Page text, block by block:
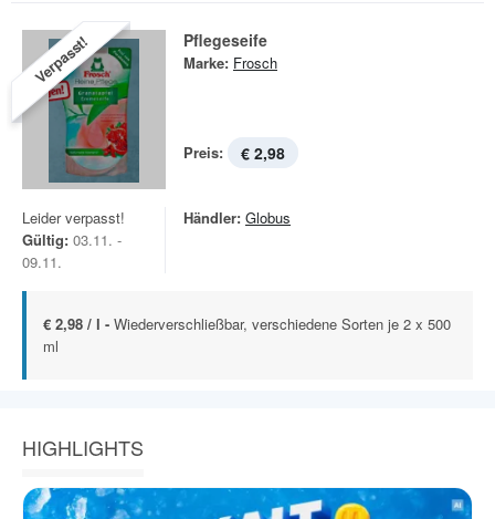
Verpasst! Pflegeseife
Marke: Frosch
Preis: € 2,98
Leider verpasst!
Gültig: 03.11. -
09.11.
Händler: Globus
€ 2,98 / l - Wiederverschließbar, verschiedene Sorten je 2 x 500
ml
HIGHLIGHTS